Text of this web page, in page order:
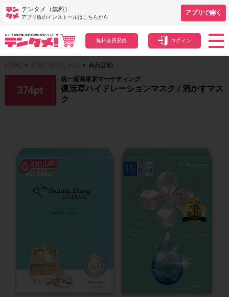
テンタメ（無料）
アプリ版のインストールはこちらから
アプリで開く
無料会員登録 ログイン
HOME > お買い物でためる > 商品詳細
374pt
統一超商東京マーケティング
復活草ハイドレーションマスク / 酒かすマス
ク